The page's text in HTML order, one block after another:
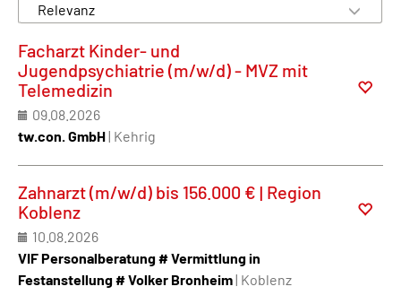
Facharzt Kinder- und
Jugendpsychiatrie (m/w/d) - MVZ mit
Telemedizin
09.08.2026
tw.con. GmbH| Kehrig
Zahnarzt (m/w/d) bis 156.000 € | Region
Koblenz
10.08.2026
VIF Personalberatung # Vermittlung in
Festanstellung # Volker Bronheim| Koblenz